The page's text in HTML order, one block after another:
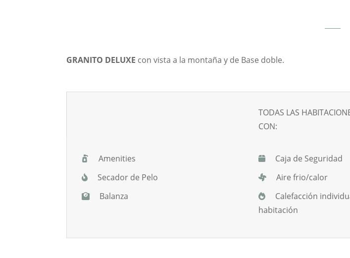
GRANITO DELUXE con vista a la montaña y de Base doble.
TODAS LAS
CON:
Amenities
Secador de Pelo
Balanza
Caja de Seguridad
Aire frio/calor
Calefacción
habitación